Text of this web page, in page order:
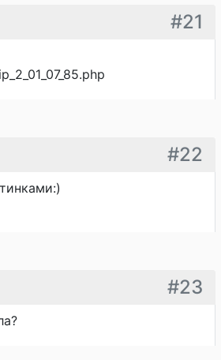
#21
#22
#23